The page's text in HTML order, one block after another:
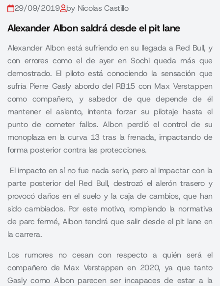
29/09/2019 by Nicolas Castillo
Alexander Albon saldrá desde el pit lane
Alexander Albon está sufriendo en su llegada a Red Bull, y
con errores como el de ayer en Sochi queda más que
demostrado. El piloto está conociendo la sensación que
sufría Pierre Gasly abordo del RB15 con Max Verstappen
como compañero, y sabedor de que depende de él
mantener el asiento, intenta forzar su pilotaje hasta el
punto de cometer fallos. Albon perdió el control de su
monoplaza en la curva 13 tras la frenada, impactando de
forma posterior contra las protecciones.
El impacto en sí no fue nada serio, pero al impactar con la
parte posterior del Red Bull, destrozó el alerón trasero y
provocó daños en el suelo y la caja de cambios, que han
sido cambiados. Por este motivo, rompiendo la normativa
de parc fermé, Albon tendrá que salir desde el pit lane en
la carrera.
Los rumores no cesan con respecto a quién será el
compañero de Max Verstappen en 2020, ya que tanto
Gasly como Albon parecen ser incapaces de estar a la